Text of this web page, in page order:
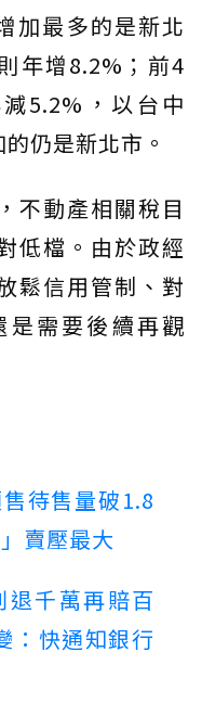
加最多的是新北
年增8.2%；前4
5.2%，以台中
仍是新北市。
不動產相關稅目
低檔。由於政經
鬆信用管制、對
是需要後續再觀
待售量破1.8
賣壓最大
千萬再賠百
：快通知銀行